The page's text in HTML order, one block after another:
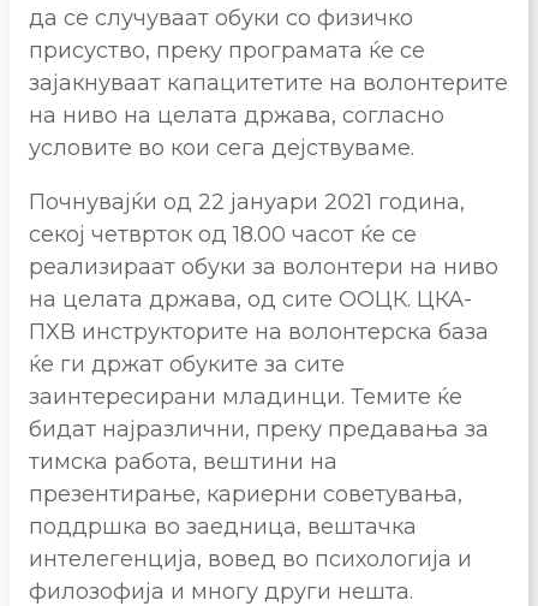
да се случуваат обуки со физичко
присуство, преку програмата ќе се
зајакнуваат капацитетите на волонтерите
на ниво на целата држава, согласно
условите во кои сега дејствуваме.
Почнувајќи од 22 јануари 2021 година,
секој четврток од 18.00 часот ќе се
реализираат обуки за волонтери на ниво
на целата држава, од сите ООЦК. ЦКА-
ПХВ инструкторите на волонтерска база
ќе ги држат обуките за сите
заинтересирани младинци. Темите ќе
бидат најразлични, преку предавања за
тимска работа, вештини на
презентирање, кариерни советувања,
поддршка во заедница, вештачка
интелегенција, вовед во психологија и
филозофија и многу други нешта.